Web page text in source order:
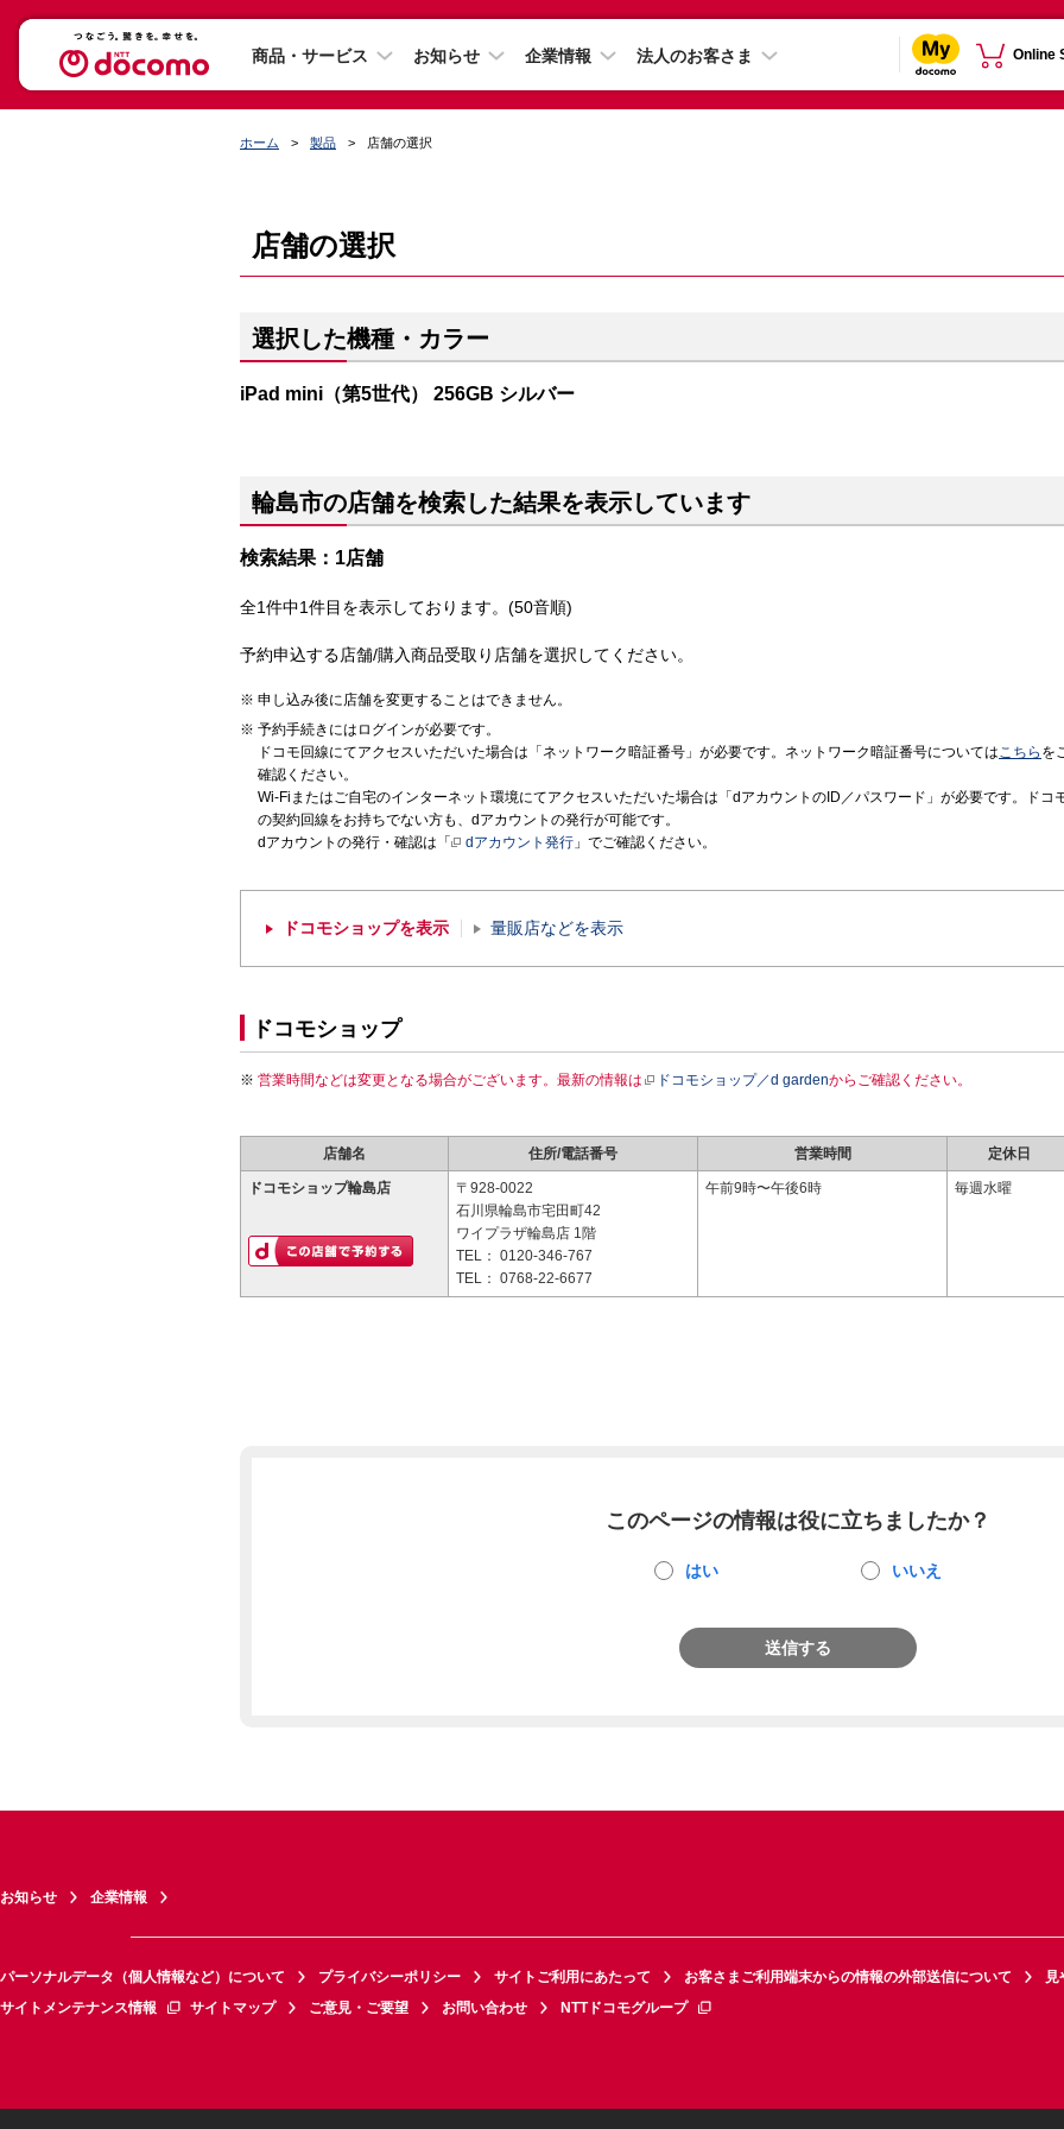
商品・サービス お知らせ 企業情報 法人のお客さま Online
ホーム 製品 店舗の選択
店舗の選択
選択した機種・カラー
iPad mini（第5世代） 256GB シルバー
輪島市の店舗を検索した結果を表示しています
検索結果：1店舗
全1件中1件目を表示しております。(50音順)
予約申込する店舗/購入商品受取り店舗を選択してください。
申し込み後に店舗を変更することはできません。
予約手続きにはログインが必要です。
ドコモ回線にてアクセスいただいた場合は「ネットワーク暗証番号」が必要です。ネットワーク暗証番号についてはこちら を
確認ください。
Wi-Fiまたはご自宅のインターネット環境にてアクセスいただいた場合は「dアカウントのID／パスワード」が必要です。ドコ
の契約回線をお持ちでない方も、dアカウントの発行が可能です。
dアカウントの発行・確認は「
dアカウント発行 」でご確認ください。
ドコモショップを表示 量販店などを表示
ドコモショップ
営業時間などは変更となる場合がございます。最新の情報は ドコモショップ／d gardenからご確認ください。
店舗名 住所/電話番号 営業時間 定休日
ドコモショップ輪島店
〒928-0022
石川県輪島市宅田町42
ワイプラザ輪島店 1階
TEL： 0120-346-767
TEL： 0768-22-6677
午前9時〜午後6時 毎週水曜
このページの情報は役に立ちましたか？
はい いいえ
送信する
お知らせ 企業情報
パーソナルデータ（個人情報など）について プライバシーポリシー サイトご利用にあたって お客さまご利用端末からの情報の外部送信について
見
サイトメンテナンス情報
サイトマップ ご意見・ご要望 お問い合わせ NTTドコモグループ